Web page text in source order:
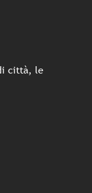
città, le